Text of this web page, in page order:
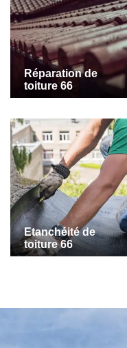
Réparation de
toiture 66
Etanchéité de
toiture 66